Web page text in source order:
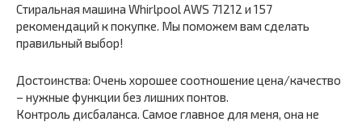
Стиральная машина Whirlpool AWS 71212 и 157
рекомендаций к покупке. Мы поможем вам сделать
правильный выбор!
Достоинства: Очень хорошее соотношение цена/качество
– нужные функции без лишних понтов.
Контроль дисбаланса. Самое главное для меня, она не